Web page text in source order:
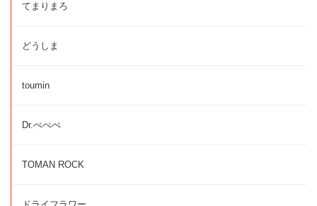
てまりまろ
どうしま
toumin
Dr.ぺぺぺ
TOMAN ROCK